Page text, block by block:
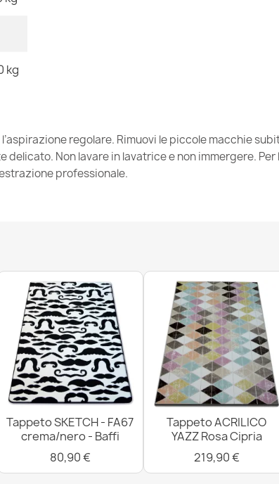
Tappeto ALTER
kg
regolare. Rimuovi le piccole macchie
Non lavare in lavatrice e non immergere. Per
professionale.
Tappeto SKETCH - FA67
crema/nero - Baffi
80,90 €
Tappeto ACRILICO
YAZZ Rosa Cipria
219,90 €